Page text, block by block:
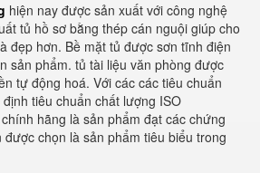
hiện nay được sản xuất với công nghệ
tủ hồ sơ bằng thép cán nguội giúp cho
đẹp hơn. Bề mặt tủ được sơn tĩnh điện
sản phẩm. tủ tài liệu văn phòng được
tự động hoá. Với các các tiêu chuẩn
tiêu chuẩn chất lượng ISO
hãng là sản phẩm đạt các chứng
chọn là sản phẩm tiêu biểu trong